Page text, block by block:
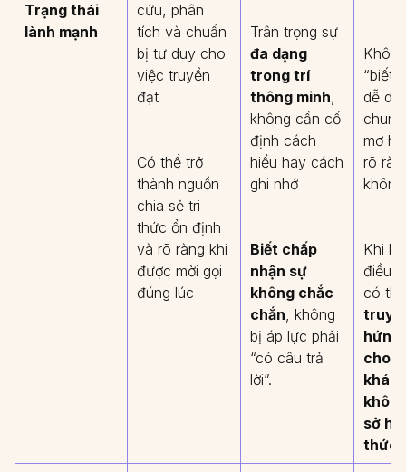
Trạng thái
lành mạnh
cứu, phân
tích và chuẩn
bị tư duy cho
việc truyền
đạt
Có thể trở
thành nguồn
chia sẻ tri
thức ổn định
và rõ ràng khi
được mời gọi
đúng lúc
Trân trọng sự
đa dạng
trong trí
thông minh,
không cần cố
định cách
hiểu hay cách
ghi nhớ
Biết chấp
nhận sự
không chắc
chắn, không
bị áp lực phải
“có câu trả
lời”.
“biết
dễ
mơ
rõ
Khi
điều
có thể
hứng
cho
khác
sở
thức